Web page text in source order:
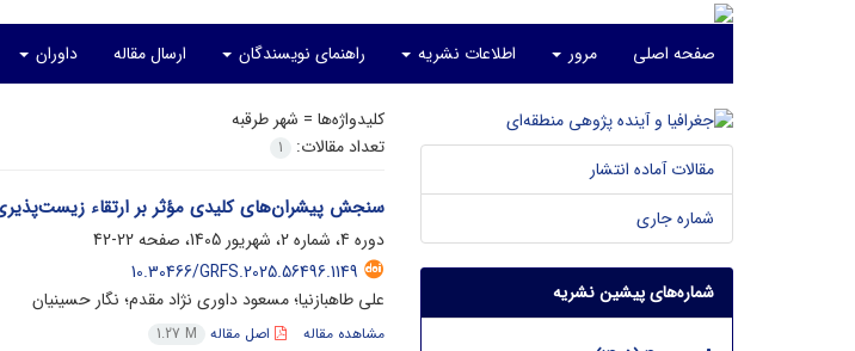
صفحه اصلی مرور اطلاعات نشریه راهنمای نویسندگان ارسال مقاله داوران
کلیدواژه‌ها = شهر طرقبه
تعداد مقالات:
1
سنجش پیشران‌های کلیدی مؤثر بر ارتقاء
دوره 4، شماره 2، شهریور 1405، صفحه
22-42
10.30466/GRFS.2025.56496.1149
علی طاهبازنیا؛ مسعود داوری نژاد مقدم؛ نگار حسینیان
مشاهده مقاله اصل مقاله 1.27 M
مقالات آماده انتشار
شماره جاری
شماره‌های پیشین نشریه